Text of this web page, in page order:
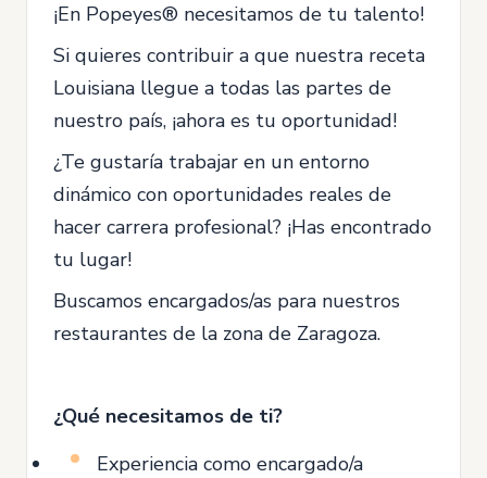
¡En Popeyes® necesitamos de tu talento!
Si quieres contribuir a que nuestra receta
Louisiana llegue a todas las partes de
nuestro país, ¡ahora es tu oportunidad!
¿Te gustaría trabajar en un entorno
dinámico con oportunidades reales de
hacer carrera profesional? ¡Has encontrado
tu lugar!
Buscamos encargados/as para nuestros
restaurantes de la zona de Zaragoza.
¿Qué necesitamos de ti?
Experiencia como encargado/a